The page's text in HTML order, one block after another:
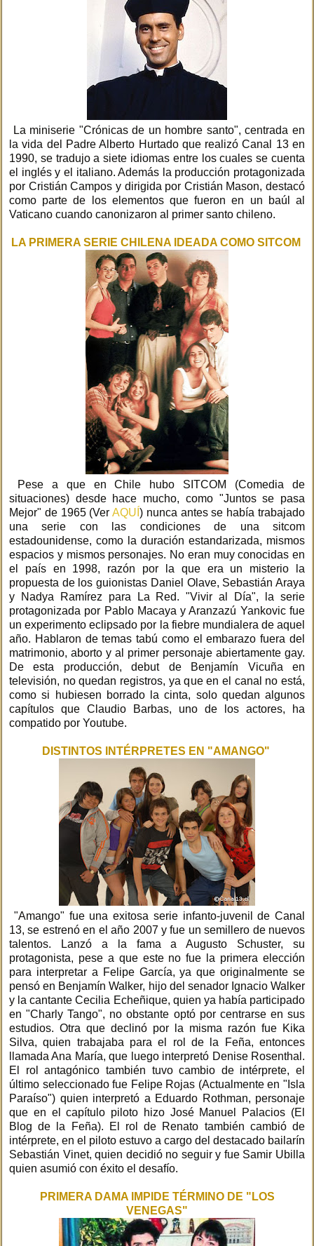
La miniserie "Crónicas de un hombre santo", centrada en
la vida del Padre Alberto Hurtado que realizó Canal 13 en
1990, se tradujo a siete idiomas entre los cuales se cuenta
el inglés y el italiano. Además la producción protagonizada
por Cristián Campos y dirigida por Cristián Mason, destacó
como parte de los elementos que fueron en un baúl al
Vaticano cuando canonizaron al primer santo chileno.
LA PRIMERA SERIE CHILENA IDEADA COMO SITCOM
Pese a que en Chile hubo SITCOM (Comedia de
situaciones) desde hace mucho, como "Juntos se pasa
Mejor" de 1965 (VerAQUÍ) nunca antes se había trabajado
una serie con las condiciones de una sitcom
estadounidense, como la duración estandarizada, mismos
espacios y mismos personajes. No eran muy conocidas en
el país en 1998, razón por la que era un misterio la
propuesta de los guionistas Daniel Olave, Sebastián Araya
y Nadya Ramírez para La Red. "Vivir al Día", la serie
protagonizada por Pablo Macaya y Aranzazú Yankovic fue
un experimento eclipsado por la fiebre mundialera de aquel
año. Hablaron de temas tabú como el embarazo fuera del
matrimonio, aborto y al primer personaje abiertamente gay.
De esta producción, debut de Benjamín Vicuña en
televisión, no quedan registros, ya que en el canal no está,
como si hubiesen borrado la cinta, solo quedan algunos
capítulos que Claudio Barbas, uno de los actores, ha
compatido por Youtube.
DISTINTOS INTÉRPRETES EN "AMANGO"
"Amango" fue una exitosa serie infanto-juvenil de Canal
13, se estrenó en el año 2007 y fue un semillero de nuevos
talentos. Lanzó a la fama a Augusto Schuster, su
protagonista, pese a que este no fue la primera elección
para interpretar a Felipe García, ya que originalmente se
pensó en Benjamín Walker, hijo del senador Ignacio Walker
y la cantante Cecilia Echeñique, quien ya había participado
en "Charly Tango", no obstante optó por centrarse en sus
estudios. Otra que declinó por la misma razón fue Kika
Silva, quien trabajaba para el rol de la Feña, entonces
llamada Ana María, que luego interpretó Denise Rosenthal.
El rol antagónico también tuvo cambio de intérprete, el
último seleccionado fue Felipe Rojas (Actualmente en "Isla
Paraíso") quien interpretó a Eduardo Rothman, personaje
que en el capítulo piloto hizo José Manuel Palacios (El
Blog de la Feña). El rol de Renato también cambió de
intérprete, en el piloto estuvo a cargo del destacado bailarín
Sebastián Vinet, quien decidió no seguir y fue Samir Ubilla
quien asumió con éxito el desafío.
PRIMERA DAMA IMPIDE TÉRMINO DE "LOS
VENEGAS"